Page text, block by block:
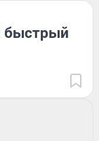
быстрый